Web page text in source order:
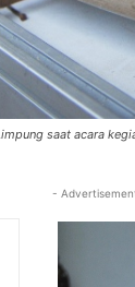
saat acara
-